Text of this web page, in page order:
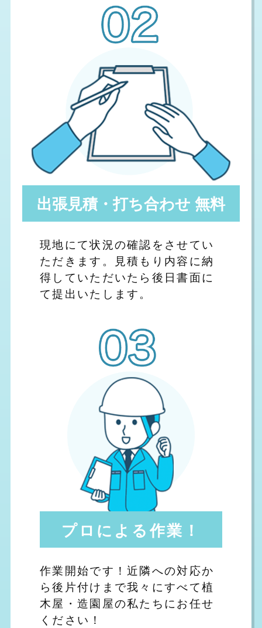
出張見積・打ち合わせ 無料
現地にて状況の確認をさせてい
ただきます。見積もり内容に納
得していただいたら後日書面に
て提出いたします。
プロによる作業！
作業開始です！近隣への対応か
ら後片付けまで我々にすべて植
木屋・造園屋の私たちにお任せ
ください！